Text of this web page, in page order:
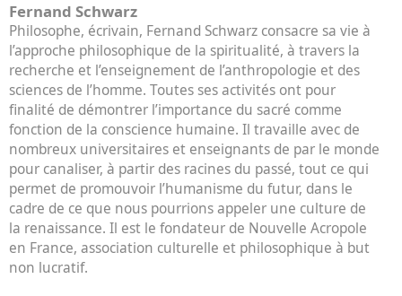
Fernand Schwarz
Philosophe, écrivain, Fernand Schwarz consacre sa vie à
l’approche philosophique de la spiritualité, à travers la
recherche et l’enseignement de l’anthropologie et des
sciences de l’homme. Toutes ses activités ont pour
finalité de démontrer l’importance du sacré comme
fonction de la conscience humaine. Il travaille avec de
nombreux universitaires et enseignants de par le monde
pour canaliser, à partir des racines du passé, tout ce qui
permet de promouvoir l’humanisme du futur, dans le
cadre de ce que nous pourrions appeler une culture de
la renaissance. Il est le fondateur de Nouvelle Acropole
en France, association culturelle et philosophique à but
non lucratif.